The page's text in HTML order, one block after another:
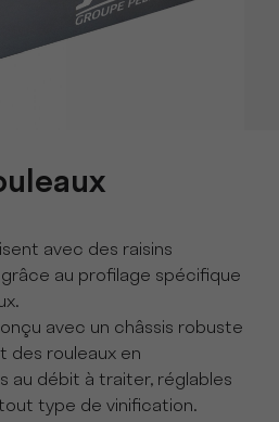
avec des raisins
au profilage spécifique
avec un châssis robuste
des rouleaux en
au débit à traiter, réglables
type de vinification.